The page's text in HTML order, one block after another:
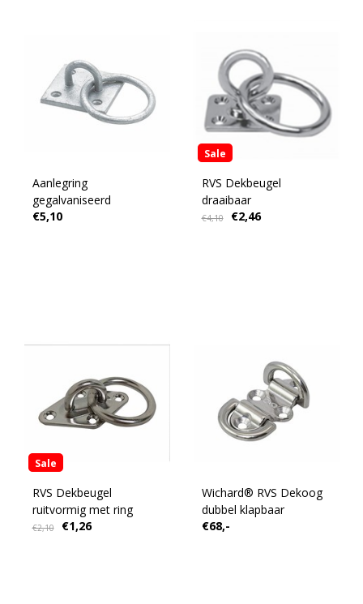
Aanlegring
gegalvaniseerd
€5,10
Sale
RVS Dekbeugel
draaibaar
€4,10 €2,46
Sale
RVS Dekbeugel
ruitvormig met ring
€2,10 €1,26
Wichard® RVS Dekoog
dubbel klapbaar
€68,-